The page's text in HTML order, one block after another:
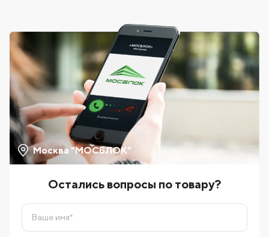
Москва "МОСБЛОК"
Остались вопросы по товару?